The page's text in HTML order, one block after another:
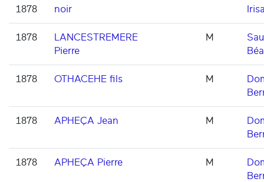
1878 noir
1878
LANCESTREMERE
Pierre
M
1878 OTHACEHE fils M
1878 APHEÇA Jean M
1878 APHEÇA Pierre M